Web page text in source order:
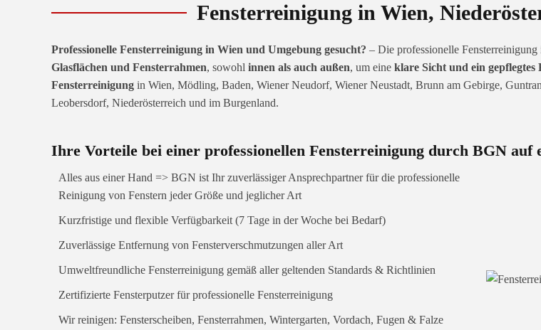
Fensterreinigung in Wien,
Professionelle Fensterreinigung in Wien und Umgebung gesucht? – Die professionelle
Glasflächen und Fensterrahmen, sowohl innen als auch außen, um eine klare Sicht und ein gepflegtes
Fensterreinigung in Wien, Mödling, Baden, Wiener Neudorf, Wiener Neustadt, Brunn am Gebirge,
Leobersdorf, Niederösterreich und im Burgenland.
Ihre Vorteile bei einer professionellen Fensterreinigung durch BGN auf
Alles aus einer Hand => BGN ist Ihr zuverlässiger Ansprechpartner für die professionelle
Reinigung von Fenstern jeder Größe und jeglicher Art
Kurzfristige und flexible Verfügbarkeit (7 Tage in der Woche bei Bedarf)
Zuverlässige Entfernung von Fensterverschmutzungen aller Art
Umweltfreundliche Fensterreinigung gemäß aller geltenden Standards & Richtlinien
Zertifizierte Fensterputzer für professionelle Fensterreinigung
Wir reinigen: Fensterscheiben, Fensterrahmen, Wintergarten, Vordach, Fugen & Falze